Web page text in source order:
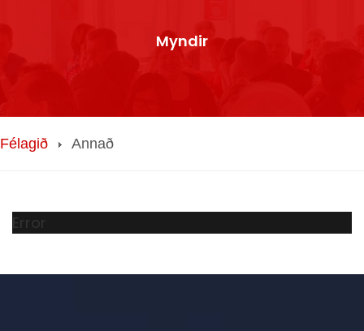
Myndir
Félagið Annað
Error